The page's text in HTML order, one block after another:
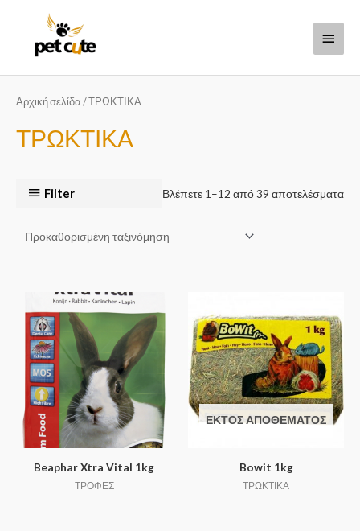
περιεχόμενο
Κύριο
Αρχική σελίδα / ΤΡΩΚΤΙΚΑ
ΤΡΩΚΤΙΚΑ
Filter Βλέπετε 1–12 από 39 αποτελέσματα
Beaphar Xtra Vital 1kg
ΤΡΟΦΕΣ
ΕΚΤΌΣ ΑΠΟΘΈΜΑΤΟΣ
Bowit 1kg
ΤΡΩΚΤΙΚΑ